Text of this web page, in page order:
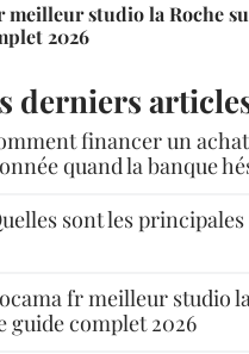
meilleur studio la Roche
2026
derniers
financer un
quand la banque
sont les principales
fr meilleur studio
guide complet 2026